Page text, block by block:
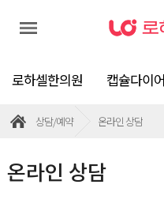
로하셀한의원 캡슐다이
상담/예약 온라인 상담
온라인 상담